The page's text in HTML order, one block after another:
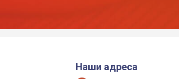
Наши адреса